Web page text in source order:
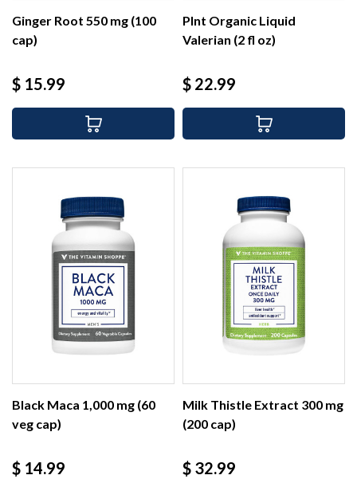
Ginger Root 550 mg (100
cap)
Precio
$ 15.99
Plnt Organic Liquid
Valerian (2 fl oz)
Precio
$ 22.99
Black Maca 1,000 mg (60
veg cap)
Precio
$ 14.99
Milk Thistle Extract 300 mg
(200 cap)
Precio
$ 32.99